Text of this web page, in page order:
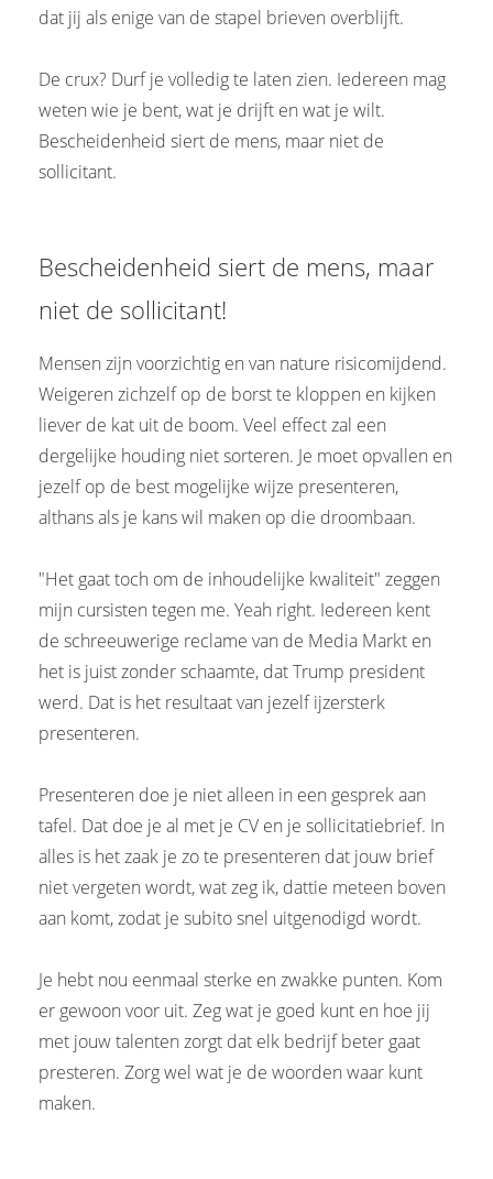
dat jij als enige van de stapel brieven overblijft.
De crux? Durf je volledig te laten zien. Iedereen mag
weten wie je bent, wat je drijft en wat je wilt.
Bescheidenheid siert de mens, maar niet de
sollicitant.
Bescheidenheid siert de mens, maar
niet de sollicitant!
Mensen zijn voorzichtig en van nature risicomijdend.
Weigeren zichzelf op de borst te kloppen en kijken
liever de kat uit de boom. Veel effect zal een
dergelijke houding niet sorteren. Je moet opvallen en
jezelf op de best mogelijke wijze presenteren,
althans als je kans wil maken op die droombaan.
"Het gaat toch om de inhoudelijke kwaliteit" zeggen
mijn cursisten tegen me. Yeah right. Iedereen kent
de schreeuwerige reclame van de Media Markt en
het is juist zonder schaamte, dat Trump president
werd. Dat is het resultaat van jezelf ijzersterk
presenteren.
Presenteren doe je niet alleen in een gesprek aan
tafel. Dat doe je al met je CV en je sollicitatiebrief. In
alles is het zaak je zo te presenteren dat jouw brief
niet vergeten wordt, wat zeg ik, dattie meteen boven
aan komt, zodat je subito snel uitgenodigd wordt.
Je hebt nou eenmaal sterke en zwakke punten. Kom
er gewoon voor uit. Zeg wat je goed kunt en hoe jij
met jouw talenten zorgt dat elk bedrijf beter gaat
presteren. Zorg wel wat je de woorden waar kunt
maken.
van